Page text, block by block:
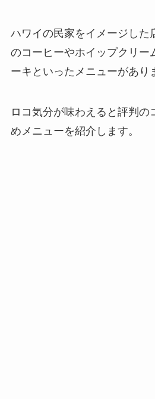
ハワイの民家をイメージした
のコーヒーやホイップクリー
ーキといったメニューがあり
ロコ気分が味わえると評判の
めメニューを紹介します。